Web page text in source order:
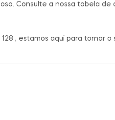
Consulte a nossa tabela
, estamos aqui para tornar o